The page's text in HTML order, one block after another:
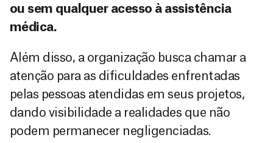
ou sem qualquer acesso à assistência
médica.
Além disso, a organização busca chamar a
atenção para as dificuldades enfrentadas
pelas pessoas atendidas em seus projetos,
dando visibilidade a realidades que não
podem permanecer negligenciadas.